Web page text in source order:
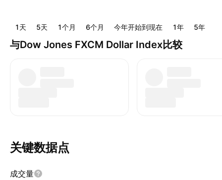
1天 5天 1个月 6个月 今年开始到现在 1年 5年
与Dow Jones FXCM Dollar Index比较
关键数据点
成交量